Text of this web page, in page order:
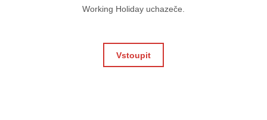
Working Holiday uchazeče.
Vstoupit